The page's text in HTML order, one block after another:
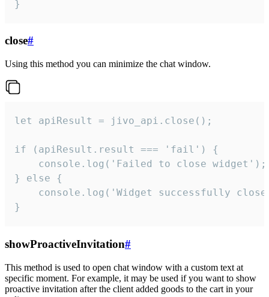
}
close#
Using this method you can minimize the chat window.
let apiResult = jivo_api.close();
if (apiResult.result === 'fail') {
    console.log('Failed to close widget');
} else {
console.log('Widget successfully
}
showProactiveInvitation#
This method is used to open chat window with a custom text at
specific moment. For example, it may be used if you want to show
proactive invitation after the client added goods to the cart in your